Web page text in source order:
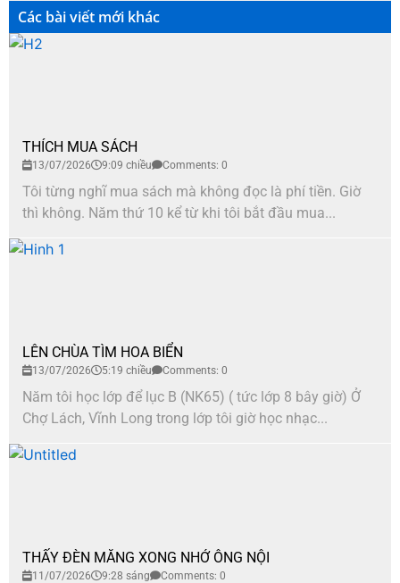
Các bài viết mới khác
THÍCH MUA SÁCH
13/07/2026 9:09 chiều Comments: 0
Tôi từng nghĩ mua sách mà không đọc là phí tiền. Giờ
thì không. Năm thứ 10 kể từ khi tôi bắt đầu mua...
LÊN CHÙA TÌM HOA BIỂN
13/07/2026 5:19 chiều Comments: 0
Năm tôi học lớp để lục B (NK65) ( tức lớp 8 bây giờ) Ở
Chợ Lách, Vĩnh Long trong lớp tôi giờ học nhạc...
THẤY ĐÈN MĂNG XONG NHỚ ÔNG NỘI
11/07/2026 9:28 sáng Comments: 0